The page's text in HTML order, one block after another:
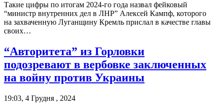
Такие цифры по итогам 2024-го года назвал фейковый
“министр внутренних дел в ЛНР” Алексей Кампф, которого
на захваченную Луганщину Кремль прислал в качестве главы
своих…
“Авторитета” из Горловки
подозревают в вербовке заключенных
на войну против Украины
19:03, 4 Грудня , 2024